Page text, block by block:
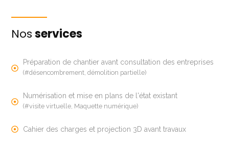
Nosservices
Préparation de chantier avant consultation des entreprises
(#désencombrement, démolition partielle)
Numérisation et mise en plans de l'état existant
(#visite virtuelle, Maquette numérique)
Cahier des charges et projection 3D avant travaux